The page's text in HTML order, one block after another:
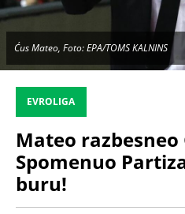
Ćus Mateo, Foto: EPA/TOMS KALNINS
EVROLIGA
Mateo razbesneo
Spomenuo
buru!